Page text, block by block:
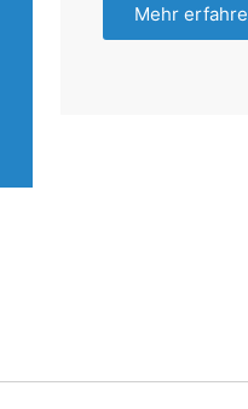
Mehr